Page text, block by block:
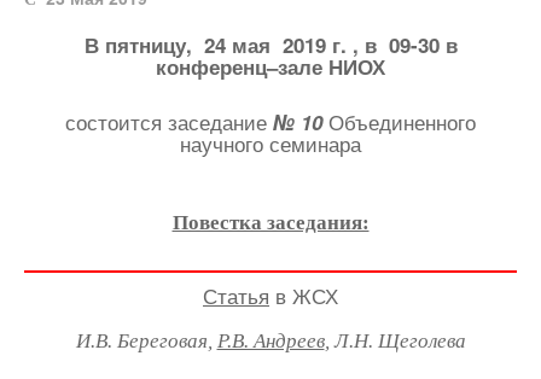
В пятницу, 24 мая 2019 г. , в 09-30 в
конференц–зале НИОХ
состоится заседание № 10Объединенного
научного семинара
Повестка заседания:
Статья в ЖСХ
И.В. Береговая, Р.В. Андреев, Л.Н. Щеголева